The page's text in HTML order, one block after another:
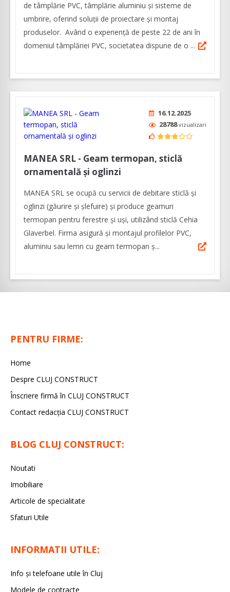
de tâmplărie PVC, tâmplărie aluminiu și sisteme de
umbrire, oferind soluții de proiectare și montaj
produselor. Având o experiență de peste 22 de ani în
domeniul tâmplăriei PVC, societatea dispune de o ...
16.12.2025
28788vizualizari
MANEA SRL - Geam termopan, sticlă
ornamentală și oglinzi
MANEA SRL se ocupă cu servicii de debitare sticlă și
oglinzi (găurire și șlefuire) și produce geamuri
termopan pentru ferestre și uși, utilizând sticlă Cehia
Glaverbel. Firma asigură şi montajul profilelor PVC,
aluminiu sau lemn cu geam termopan ș...
PENTRU FIRME:
Home
Despre CLUJ CONSTRUCT
Înscriere firmă în CLUJ CONSTRUCT
Contact redacția CLUJ CONSTRUCT
BLOG CLUJ CONSTRUCT:
Noutati
Imobiliare
Articole de specialitate
Sfaturi Utile
INFORMATII UTILE:
Info și telefoane utile în Cluj
Modele de contracte